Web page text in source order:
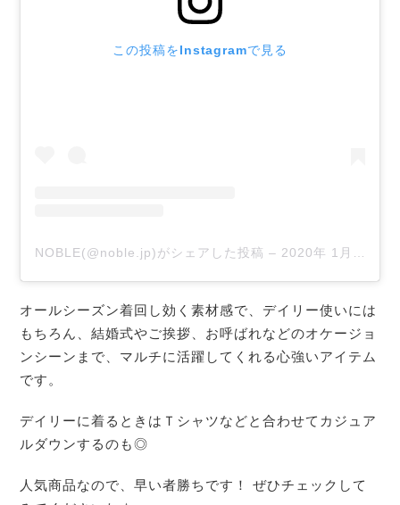
この投稿をInstagramで見る
NOBLE(@noble.jp)がシェアした投稿 – 2020年 1月月26日午後7時59分PST
オールシーズン着回し効く素材感で、 デイリー使いには
もちろん、結婚式やご挨拶、 お呼ばれなどのオケージョ
ンシーンまで、 マルチに活躍してくれる心強いアイテム
です。
デイリーに着るときはＴシャツなどと合わせてカジュア
ルダウンするのも◎
人気商品なので、早い者勝ちです！ ぜひチェックして